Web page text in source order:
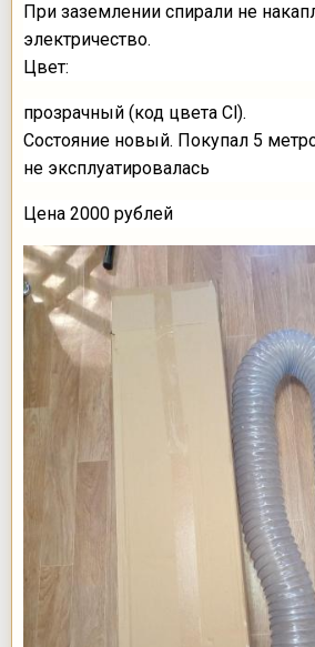
При заземлении спирали не
электричество.
Цвет:
прозрачный (код цвета Cl).
Состояние новый. Покупал 5
не эксплуатировалась
Цена 2000 рублей